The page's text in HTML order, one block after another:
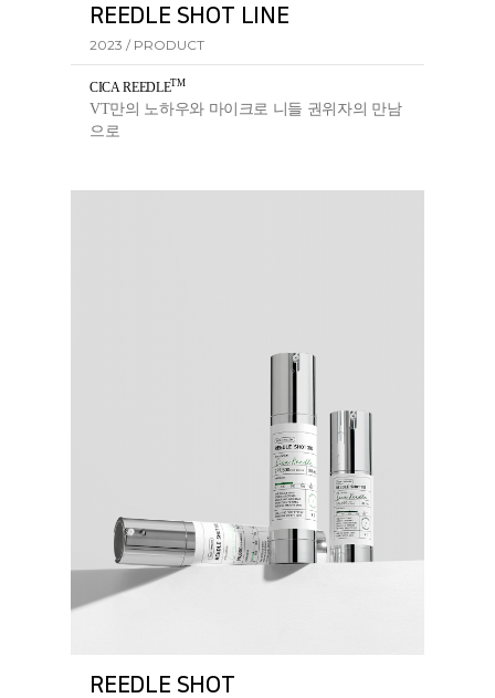
REEDLE SHOT LINE
2023 / PRODUCT
CICA REEDLETM
VT만의 노하우와 마이크로 니들 권위자의 만남
으로
REEDLE SHOT